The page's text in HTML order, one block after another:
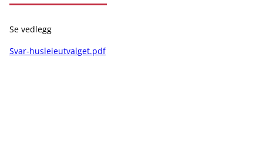
Se vedlegg
Svar-husleieutvalget.pdf